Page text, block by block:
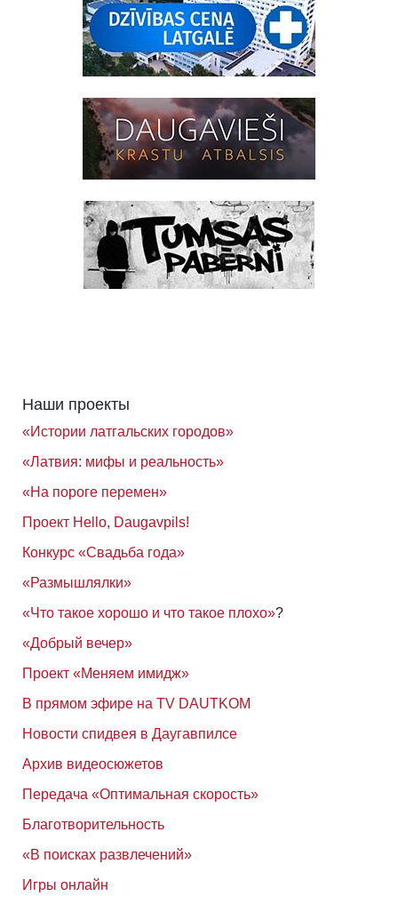
Наши проекты
«Истории латгальских городов»
«Латвия: мифы и реальность»
«На пороге перемен»
Проект Hello, Daugavpils!
Конкурс «Свадьба года»
«Размышлялки»
«Что такое хорошо и что такое плохо»?
«Добрый вечер»
Проект «Меняем имидж»
В прямом эфире на TV DAUTKOM
Новости спидвея в Даугавпилсе
Архив видеосюжетов
Передача «Оптимальная скорость»
Благотворительность
«В поисках развлечений»
Игры онлайн